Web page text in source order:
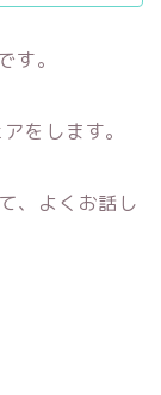
す。
をします。
、よくお話し